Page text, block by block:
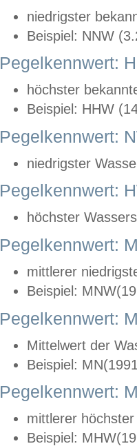
niedrigster
Beispiel: NNW
Pegelkennwert:
höchster
Beispiel: HHW
Pegelkennwert:
niedrigster
Pegelkennwert:
höchster
Pegelkennwert:
mittlerer
Beispiel:
Pegelkennwert:
Mittelwert der
Beispiel:
Pegelkennwert:
mittlerer
Beispiel: